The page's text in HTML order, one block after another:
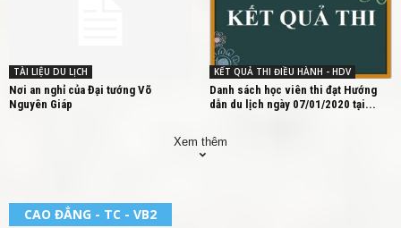
TÀI LIỆU DU LỊCH
Nơi an nghỉ của Đại tướng Võ
Nguyên Giáp
KẾT QUẢ THI ĐIỀU HÀNH - HDV
Danh sách học viên thi đạt Hướng
dẫn du lịch ngày 07/01/2020 tại...
Xem thêm
CAO ĐẲNG - TC - VB2